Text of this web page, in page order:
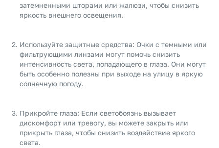
затемненными шторами или жалюзи, чтобы снизить
яркость внешнего освещения.
Используйте защитные средства: Очки с темными или
фильтрующими линзами могут помочь снизить
интенсивность света, попадающего в глаза. Они могут
быть особенно полезны при выходе на улицу в яркую
солнечную погоду.
Прикройте глаза: Если светобоязнь вызывает
дискомфорт или тревогу, вы можете закрыть или
прикрыть глаза, чтобы снизить воздействие яркого
света.